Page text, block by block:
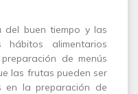
del buen tiempo y las
hábitos alimentarios
de menús
las frutas pueden ser
en la preparación de